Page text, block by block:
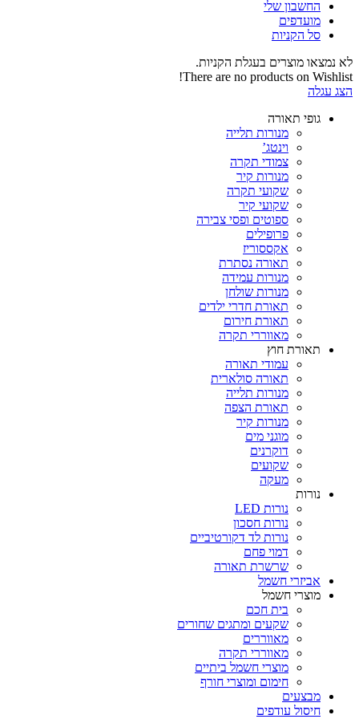
החשבון שלי‬
‫מועדפים‬‬
סל הקניות
לא נמצאו מוצרים בעגלת הקניות.
There are no products on Wishlist!
הצג עגלה
גופי תאורה
מנורות תלייה
וינטג’
צמודי תקרה
מנורות קיר
שקועי תקרה
שקועי קיר
ספוטים ופסי צבירה
פרופילים
אקססוריז
תאורה נסתרת
מנורות עמידה
מנורות שולחן
תאורת חדרי ילדים
תאורת חירום
מאווררי תקרה
תאורת חוץ
עמודי תאורה
תאורה סולארית
מנורות תלייה
תאורת הצפה
מנורות קיר
מוגני מים
דוקרנים
שקועים
מעקה
נורות
נורות LED
נורות חסכון
נורות לד דקורטיביים
דמוי פחם
שרשרת תאורה
אביזרי חשמל
מוצרי חשמל
בית חכם
שקעים ומתגים שחורים
מאווררים
מאווררי תקרה
מוצרי חשמל ביתיים
חימום ומוצרי חורף
מבצעים
חיסול עודפים